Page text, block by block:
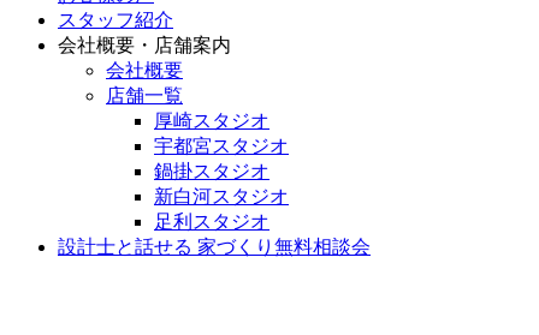
スタッフ紹介
会社概要・店舗案内
会社概要
店舗一覧
厚崎スタジオ
宇都宮スタジオ
鍋掛スタジオ
新白河スタジオ
足利スタジオ
設計士と話せる 家づくり無料相談会